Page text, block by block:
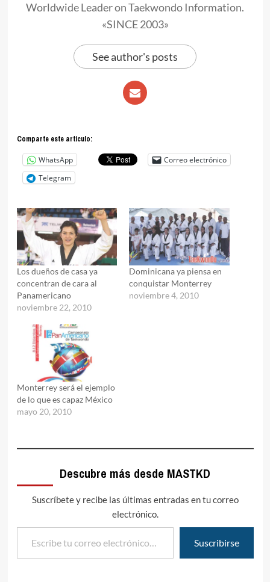
Worldwide Leader on Taekwondo Information.
«SINCE 2003»
See author's posts
Comparte este articulo:
WhatsApp
Correo electrónico
Telegram
Los dueños de casa ya
concentran de cara al
Panamericano
noviembre 22, 2010
Dominicana ya piensa en
conquistar Monterrey
noviembre 4, 2010
Monterrey será el ejemplo
de lo que es capaz México
mayo 20, 2010
Descubre más desde MASTKD
Suscríbete y recibe las últimas entradas en tu correo
electrónico.
Escribe tu correo electrónico…
Suscribirse